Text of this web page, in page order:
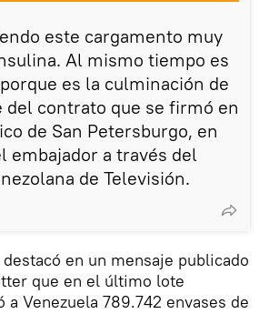
este cargamento muy
Al mismo tiempo es
es la culminación de
del contrato que se firmó en
de San Petersburgo, en
embajador a través del
de Televisión.
en un mensaje publicado
que en el último lote
a Venezuela 789.742 envases de